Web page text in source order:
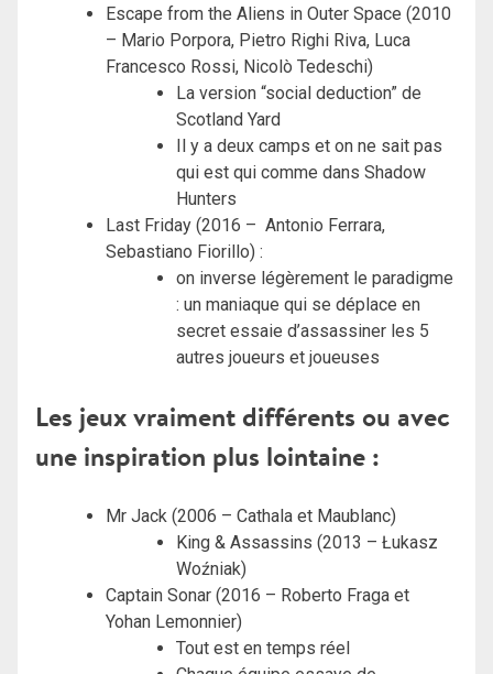
Escape from the Aliens in Outer Space (2010
– Mario Porpora, Pietro Righi Riva, Luca
Francesco Rossi, Nicolò Tedeschi)
La version “social deduction” de
Scotland Yard
Il y a deux camps et on ne sait pas
qui est qui comme dans Shadow
Hunters
Last Friday (2016 – Antonio Ferrara,
Sebastiano Fiorillo) :
on inverse légèrement le paradigme
: un maniaque qui se déplace en
secret essaie d’assassiner les 5
autres joueurs et joueuses
Les jeux vraiment différents ou avec
une inspiration plus lointaine :
Mr Jack (2006 – Cathala et Maublanc)
King & Assassins (2013 – Łukasz
Woźniak)
Captain Sonar (2016 – Roberto Fraga et
Yohan Lemonnier)
Tout est en temps réel